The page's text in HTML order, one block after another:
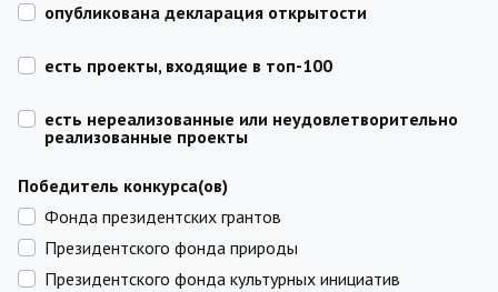
опубликована декларация открытости
есть проекты, входящие в топ-100
есть нереализованные или неудовлетворительно
реализованные проекты
Победитель конкурса(ов)
Фонда президентских грантов
Президентского фонда природы
Президентского фонда культурных инициатив